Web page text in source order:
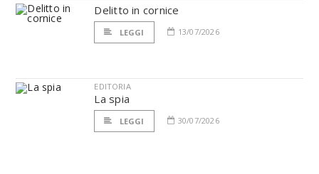
Delitto in cornice
LEGGI 13/07/2026
EDITORIA
La spia
LEGGI 30/07/2026